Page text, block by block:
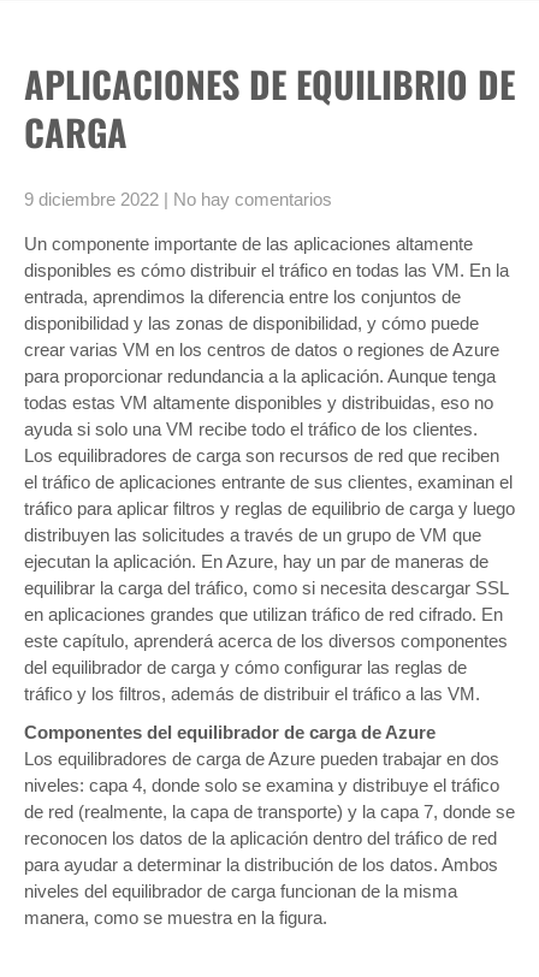
APLICACIONES DE EQUILIBRIO DE
CARGA
9 diciembre 2022 | No hay comentarios
Un componente importante de las aplicaciones altamente
disponibles es cómo distribuir el tráfico en todas las VM. En la
entrada, aprendimos la diferencia entre los conjuntos de
disponibilidad y las zonas de disponibilidad, y cómo puede
crear varias VM en los centros de datos o regiones de Azure
para proporcionar redundancia a la aplicación. Aunque tenga
todas estas VM altamente disponibles y distribuidas, eso no
ayuda si solo una VM recibe todo el tráfico de los clientes.
Los equilibradores de carga son recursos de red que reciben
el tráfico de aplicaciones entrante de sus clientes, examinan el
tráfico para aplicar filtros y reglas de equilibrio de carga y luego
distribuyen las solicitudes a través de un grupo de VM que
ejecutan la aplicación. En Azure, hay un par de maneras de
equilibrar la carga del tráfico, como si necesita descargar SSL
en aplicaciones grandes que utilizan tráfico de red cifrado. En
este capítulo, aprenderá acerca de los diversos componentes
del equilibrador de carga y cómo configurar las reglas de
tráfico y los filtros, además de distribuir el tráfico a las VM.
Componentes del equilibrador de carga de Azure
Los equilibradores de carga de Azure pueden trabajar en dos
niveles: capa 4, donde solo se examina y distribuye el tráfico
de red (realmente, la capa de transporte) y la capa 7, donde se
reconocen los datos de la aplicación dentro del tráfico de red
para ayudar a determinar la distribución de los datos. Ambos
niveles del equilibrador de carga funcionan de la misma
manera, como se muestra en la figura.